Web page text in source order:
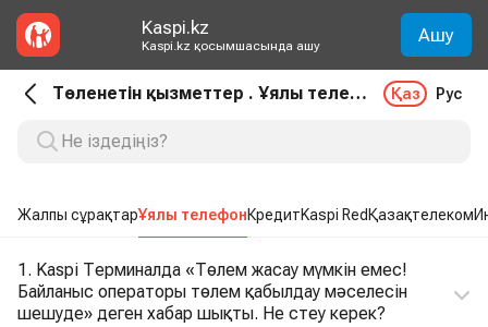
Kaspi.kz
Kaspi.kz қосымшасында ашу Ашу
Төленетін қызметтер . Ұялы телефон Қаз Рус
Жалпы сұрақтарҰялы телефонКредитKaspi Red Қазақтелеком
1. Kaspi Терминалда «Төлем жасау мүмкін емес!
Байланыс операторы төлем қабылдау мәселесін
шешуде» деген хабар шықты. Не стеу керек?